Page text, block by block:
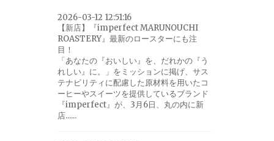
2026-03-12 12:51:16
【新店】『imperfect MARUNOUCHI
ROASTERY』最新のロースターにも注
目！
「あなたの『おいしい』を、だれかの『う
れしい』に。」をミッションに掲げ、サス
テナビリティに配慮した原材料を用いたコ
ーヒーやスイーツを提供しているブランド
『imperfect』が、3月6日、丸の内に新
店......